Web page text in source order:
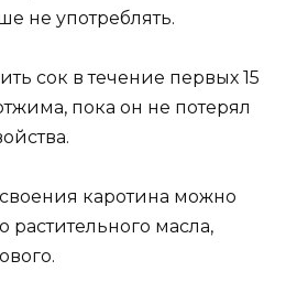
не употреблять.
сок в течение первых 15
пока он не потерял
каротина можно
растительного масла,